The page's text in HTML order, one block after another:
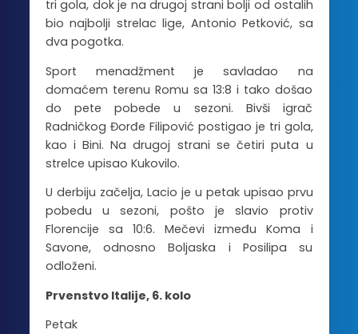
tri gola, dok je na drugoj strani bolji od ostalih
bio najbolji strelac lige, Antonio Petković, sa
dva pogotka.
Sport menadžment je savladao na
domaćem terenu Romu sa 13:8 i tako došao
do pete pobede u sezoni. Bivši igrač
Radničkog Đorđe Filipović postigao je tri gola,
kao i Bini. Na drugoj strani se četiri puta u
strelce upisao Kukovilo.
U derbiju začelja, Lacio je u petak upisao prvu
pobedu u sezoni, pošto je slavio protiv
Florencije sa 10:6. Mečevi između Koma i
Savone, odnosno Boljaska i Posilipa su
odloženi.
Prvenstvo Italije, 6. kolo
Petak